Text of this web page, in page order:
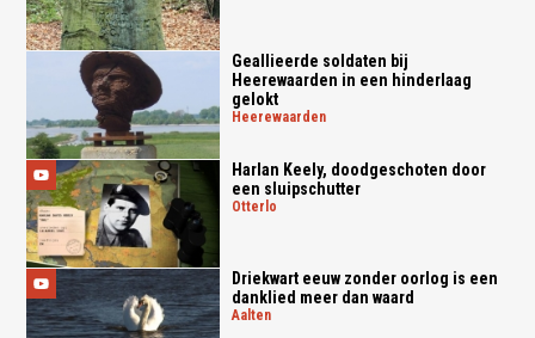
Geallieerde soldaten bij
Heerewaarden in een hinderlaag
gelokt
heerewaarden
Harlan Keely, doodgeschoten door
een sluipschutter
otterlo
Driekwart eeuw zonder oorlog is een
danklied meer dan waard
aalten